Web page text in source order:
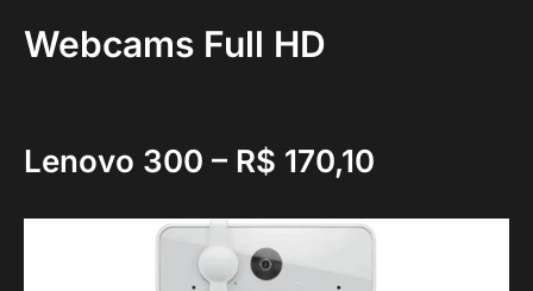
Webcams Full HD
Lenovo 300 – R$ 170,10